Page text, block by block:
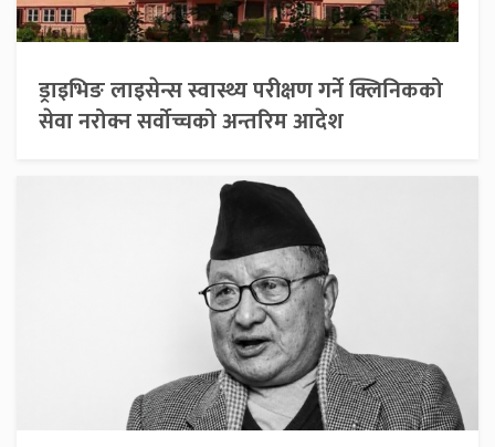
ड्राइभिङ लाइसेन्स स्वास्थ्य परीक्षण गर्ने क्लिनिकको
सेवा नरोक्न सर्वोच्चको अन्तरिम आदेश